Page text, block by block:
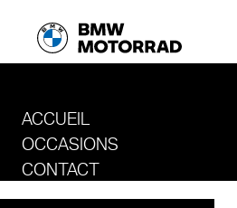
ACCUEIL
REVENIR AU SITE DE SPORT MOTO
OCCASIONS
CONTACT